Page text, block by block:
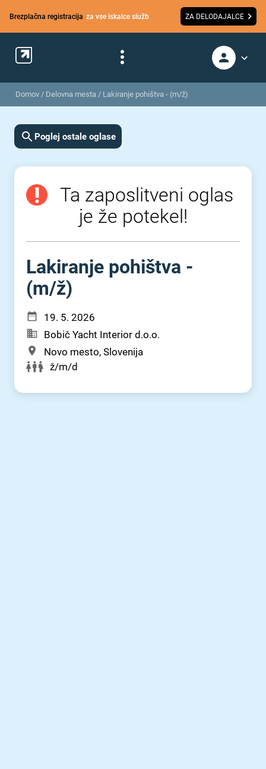
Brezplačna registracija za vse iskalce služb ZA DELODAJALCE
Domov / Delovna mesta / Lakiranje pohištva - (m/ž)
Poglej ostale oglase
Ta zaposlitveni oglas
je že potekel!
Lakiranje pohištva -
(m⁠/⁠ž)
19. 5. 2026
Bobič Yacht Interior d.o.o.
Novo mesto, Slovenija
ž/m/d